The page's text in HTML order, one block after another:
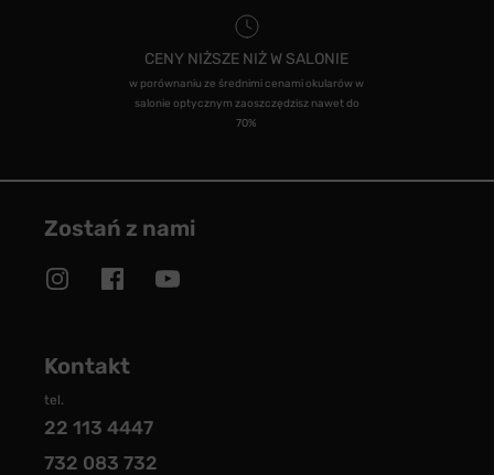
CENY NIŻSZE NIŻ W SALONIE
w porównaniu ze średnimi cenami okularów w
salonie optycznym zaoszczędzisz nawet do
70%
Zostań z nami
Kontakt
tel.
22 113 4447
732 083 732